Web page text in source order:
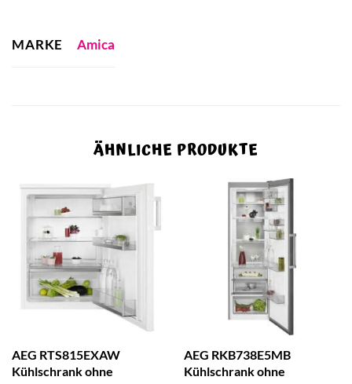
MARKE Amica
ÄHNLICHE PRODUKTE
AEG RTS815EXAW
Kühlschrank ohne
AEG RKB738E5MB
Kühlschrank ohne